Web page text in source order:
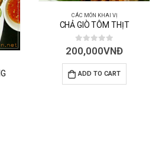
CÁC MÓN KHAI VỊ
CHẢ GIÒ TÔM THỊT
0out of 5
200,000VNĐ
ADD TO CART